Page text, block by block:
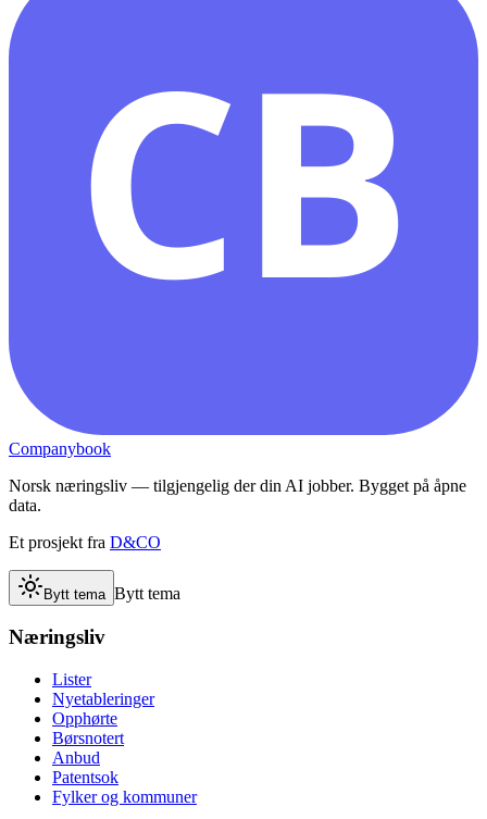
CB
Companybook
Norsk næringsliv — tilgjengelig der din AI jobber. Bygget på åpne
data.
Et prosjekt fra D&CO
Bytt tema Bytt tema
Næringsliv
Lister
Nyetableringer
Opphørte
Børsnotert
Anbud
Patentsok
Fylker og kommuner